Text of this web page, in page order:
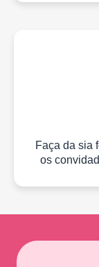
Faça da sia
os